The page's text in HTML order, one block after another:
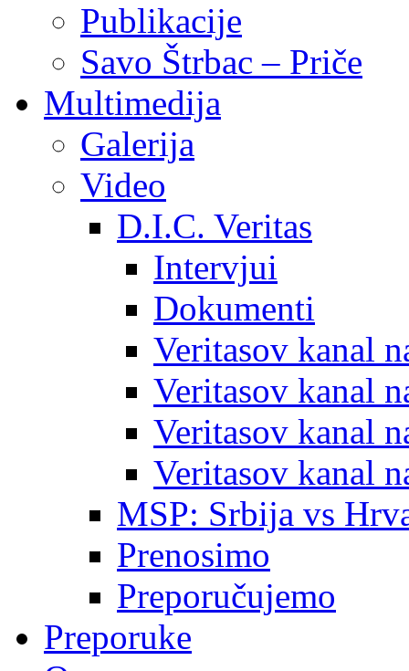
Publikacije
Savo Štrbac – Priče
Multimedija
Galerija
Video
D.I.C. Veritas
Intervjui
Dokumenti
Veritasov kanal
Veritasov kanal
Veritasov kanal
Veritasov kanal
MSP: Srbija vs
Prenosimo
Preporučujemo
Preporuke